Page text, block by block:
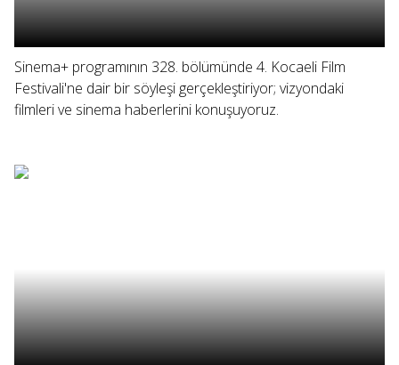
Sinema+ programının 328. bölümünde 4. Kocaeli Film
Festivali'ne dair bir söyleşi gerçekleştiriyor; vizyondaki
filmleri ve sinema haberlerini konuşuyoruz.